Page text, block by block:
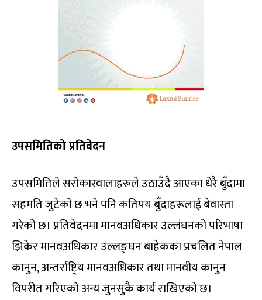
उपसमितिको प्रतिवेदन
उपसमितिले सरोकारवालाहरूले उठाउँदै आएका धेरै बुँदामा
सहमति जुटेको छ भने पनि कतिपय बुँदाहरूलाई बेवास्ता
गरेको छ। प्रतिवेदनमा मानवअधिकार उल्लंघनको परिभाषा
झिकेर मानवअधिकार उल्लङ्घन बाहेकका प्रचलित नेपाल
कानुन, अन्तर्राष्ट्रिय मानवअधिकार तथा मानवीय कानुन
विपरीत गरिएको अन्य जुनसुकै कार्य राखिएको छ।